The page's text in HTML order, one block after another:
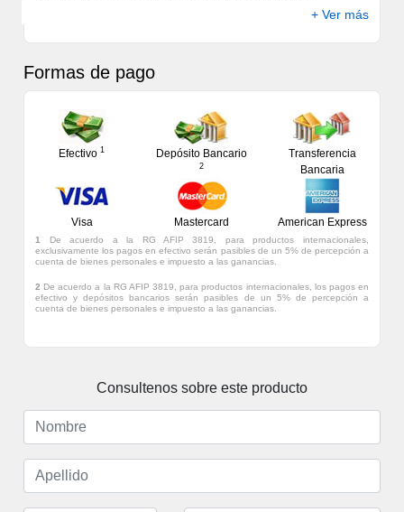
+ Ver más
Formas de pago
Efectivo1 Depósito Bancario
2
Transferencia
Bancaria
Visa Mastercard American Express
1
De acuerdo a la RG AFIP 3819, para productos internacionales,
exclusivamente los pagos en efectivo serán pasibles de un 5% de percepción a
cuenta de bienes personales e impuesto a las ganancias.
2 De acuerdo a la RG AFIP 3819, para productos internacionales, los pagos en
efectivo y depósitos bancarios serán pasibles de un 5% de percepción a
cuenta de bienes personales e impuesto a las ganancias.
Consultenos sobre este producto